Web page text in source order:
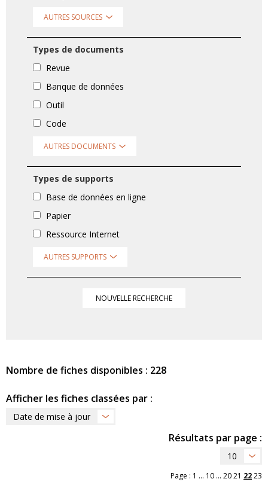
AUTRES SOURCES
Types de documents
Revue
Banque de données
Outil
Code
AUTRES DOCUMENTS
Types de supports
Base de données en ligne
Papier
Ressource Internet
AUTRES SUPPORTS
NOUVELLE RECHERCHE
Nombre de fiches disponibles : 228
Afficher les fiches classées par :
Date de mise à jour
Résultats par page :
10
Page : 1 ... 10 ... 2021 2223